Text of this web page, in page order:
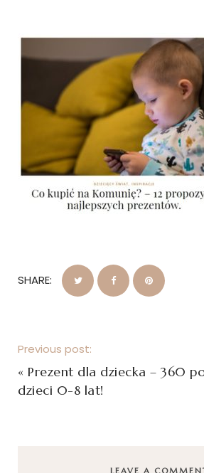
SHARE:
Previous post:
« Prezent dla dziecka – 360
dzieci 0-8 lat!
LEAVE A